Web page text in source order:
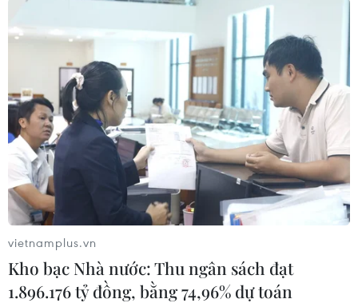
Sau thành công của hai chương trình V Concert và V Fest hồi
tháng Tám, sự kiện lần này tiếp tục được kỳ vọng trở thành nơi
hội tụ của âm nhạc, ánh sáng và công nghệ, đồng thời khẳng
định nỗ lực của VTV trong phát triển công nghiệp văn hóa –
giải trí mang tầm quốc gia. (Ảnh: CTV/Vietnam+)
vietnamplus.vn
Kho bạc Nhà nước: Thu ngân sách đạt
1.896.176 tỷ đồng, bằng 74,96% dự toán